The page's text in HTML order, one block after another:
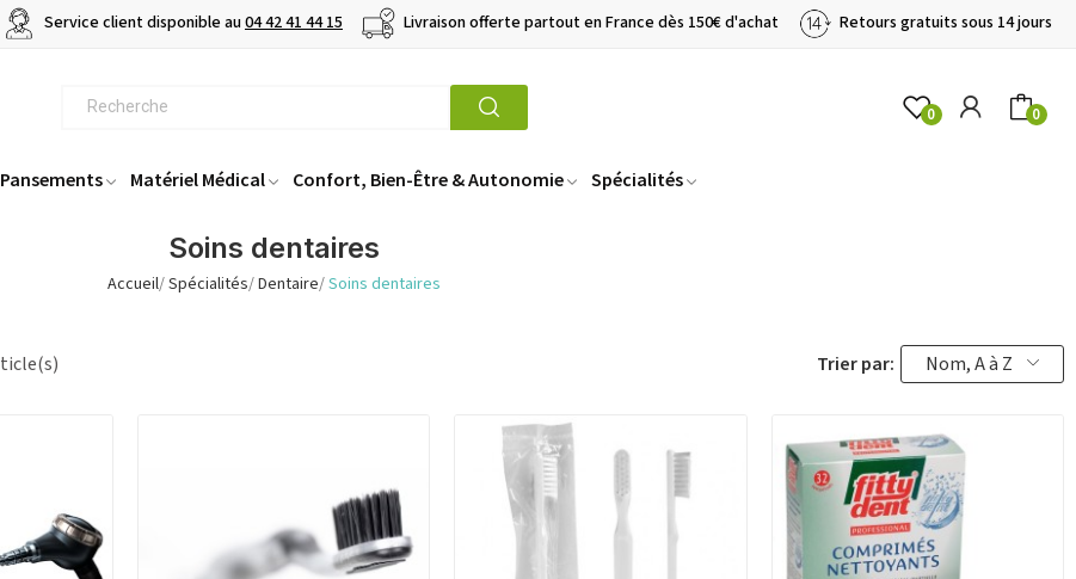
Service client disponible au04 42 41 44 15 Livraison offerte partout en France dès 150€ d'achat Retours gratuits sous 14 jours
0 0
Matériel Médical Confort, Bien-Être & Autonomie Spécialités
Soins dentaires
Accueil Spécialités Dentaire Soins dentaires
Trier par: Nom, A à Z